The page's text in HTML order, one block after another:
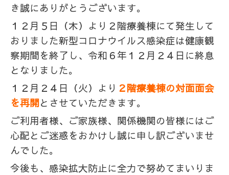
き誠にありがとうございます。
１２月５日（木）より２階療養棟にて発生して
おりました新型コロナウイルス感染症は健康観
察期間を終了し、令和６年１２月２４日に終息
となりました。
１２月２４日（火）より ２階療養棟の対面面会
を再開とさせていただきます。
ご利用者様、ご家族様、関係機関の皆様にはご
心配とご迷惑をおかけし誠に申し訳ございませ
んでした。
今後も、感染拡大防止に全力で努めてまいりま